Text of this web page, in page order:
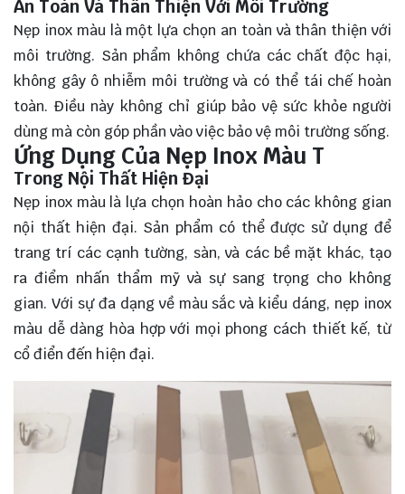
An Toàn Và Thân Thiện Với Môi Trường
Nẹp inox màu là một lựa chọn an toàn và thân thiện với
môi trường. Sản phẩm không chứa các chất độc hại,
không gây ô nhiễm môi trường và có thể tái chế hoàn
toàn. Điều này không chỉ giúp bảo vệ sức khỏe người
dùng mà còn góp phần vào việc bảo vệ môi trường sống.
Ứng Dụng Của Nẹp Inox Màu T
Trong Nội Thất Hiện Đại
Nẹp inox màu là lựa chọn hoàn hảo cho các không gian
nội thất hiện đại. Sản phẩm có thể được sử dụng để
trang trí các cạnh tường, sàn, và các bề mặt khác, tạo
ra điểm nhấn thẩm mỹ và sự sang trọng cho không
gian. Với sự đa dạng về màu sắc và kiểu dáng, nẹp inox
màu dễ dàng hòa hợp với mọi phong cách thiết kế, từ
cổ điển đến hiện đại.